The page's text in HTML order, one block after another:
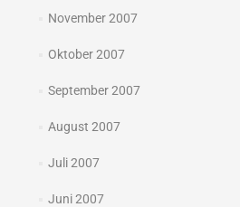
November 2007
Oktober 2007
September 2007
August 2007
Juli 2007
Juni 2007